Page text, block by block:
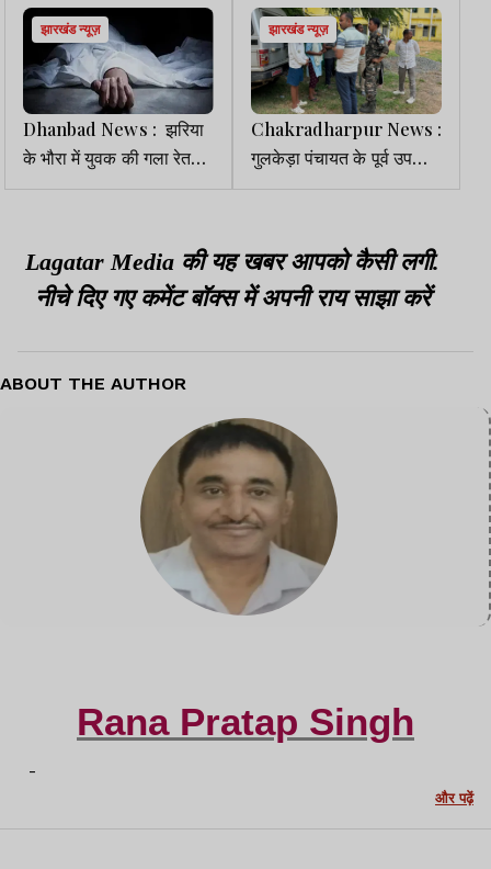
झारखंड न्यूज़
Dhanbad News : झरिया
के भौरा में युवक की गला रेतकर
हत्या, लाल बंगला छठ घाट के
झारखंड न्यूज़
Chakradharpur News :
गुलकेड़ा पंचायत के पूर्व उप
मुखिया की गोली मारकर हत्या,
Lagatar Media की यह खबर आपको कैसी लगी.
नीचे दिए गए कमेंट बॉक्स में अपनी राय साझा करें
ABOUT THE AUTHOR
Rana Pratap Singh
-
और पढ़ें